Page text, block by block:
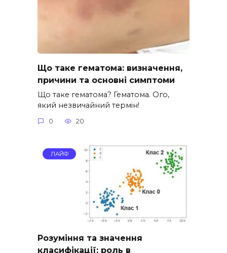
Що таке гематома: визначення,
причини та основні симптоми
Що таке гематома? Гематома. Ого,
який незвичайний термін!
0 20
ЛАЙФ
Розуміння та значення
класифікації: роль в